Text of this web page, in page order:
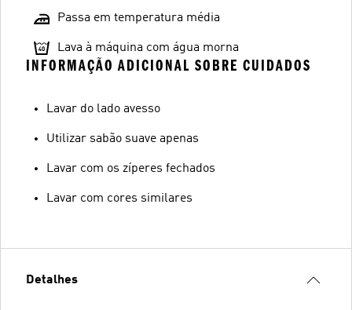
Passa em temperatura média
Lava à máquina com água morna
INFORMAÇÃO ADICIONAL SOBRE CUIDADOS
Lavar do lado avesso
Utilizar sabão suave apenas
Lavar com os zíperes fechados
Lavar com cores similares
Detalhes